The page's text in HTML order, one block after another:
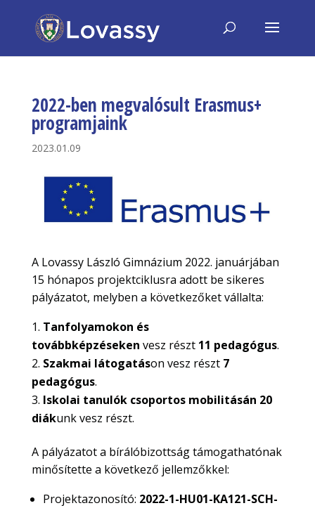
2022-ben megvalósult Erasmus+
programjaink
2023.01.09
A Lovassy László Gimnázium 2022. januárjában
15 hónapos projektciklusra adott be sikeres
pályázatot, melyben a következőket vállalta:
Tanfolyamokon és
továbbképzéseken vesz részt 11 pedagógus.
Szakmai látogatáson vesz részt 7
pedagógus.
Iskolai tanulók csoportos mobilitásán 20
diákunk vesz részt.
A pályázatot a bírálóbizottság támogathatónak
minősítette a következő jellemzőkkel:
Projektazonosító: 2022-1-HU01-KA121-SCH-